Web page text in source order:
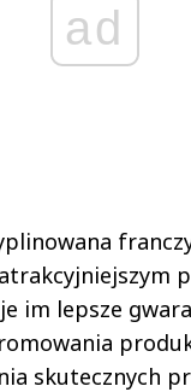
ad
im lepsze
skutecznych